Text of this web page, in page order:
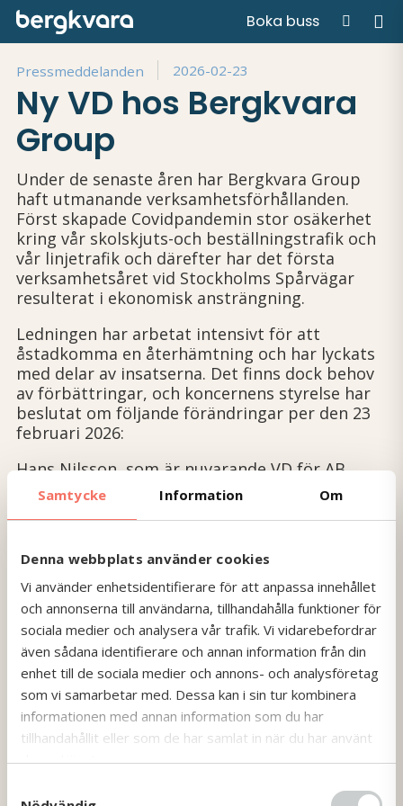
Samtycke Information Om
Denna webbplats använder cookies
Vi använder enhetsidentifierare för att anpassa innehållet
och annonserna till användarna, tillhandahålla funktioner för
sociala medier och analysera vår trafik. Vi vidarebefordrar
även sådana identifierare och annan information från din
enhet till de sociala medier och annons- och analysföretag
som vi samarbetar med. Dessa kan i sin tur kombinera
informationen med annan information som du har
tillhandahållit eller som de har samlat in när du har använt
deras tjänster.
Boka buss
Hem/ Press / Ny VD hos Bergkvara Group
Pressmeddelanden 2026-02-23
Ny VD hos Bergkvara
Group
Under de senaste åren har Bergkvara Group
haft utmanande verksamhetsförhållanden.
Först skapade Covidpandemin stor osäkerhet
kring vår skolskjuts-och beställningstrafik och
vår linjetrafik och därefter har det första
verksamhetsåret vid Stockholms Spårvägar
resulterat i ekonomisk ansträngning.
Ledningen har arbetat intensivt för att
åstadkomma en återhämtning och har lyckats
med delar av insatserna. Det finns dock behov
av förbättringar, och koncernens styrelse har
beslutat om följande förändringar per den 23
februari 2026:
Hans Nilsson, som är nuvarande VD för AB
Stockholms Spårvägar, blir ny VD och
koncernchef för Bergkvara Group efter Per
Thorsell. Hans kommer att leda arbetet med
verksamheter i syfte att skapa en långsiktig
och hållbar utveckling för koncernen.
Styrelsen vill rikta ett stort tack till Per
Thorsell för hans goda insatser och önskar
honom all välgång och lycka framöver!
Avslutningsvis ser vi i styrelsen fram emot att,
tillsammans med Hans Nilsson och alla
medarbetare inom koncernen, stärka och
utveckla Bergkvaras kund- och